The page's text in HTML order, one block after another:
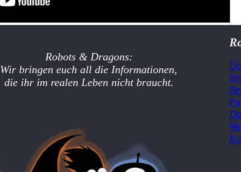
Robots & Dragons:
Wir bringen euch all die Informationen,
die ihr im realen Leben nicht braucht.